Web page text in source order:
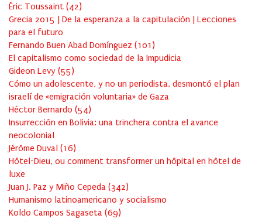
Éric Toussaint (42)
Grecia 2015 | De la esperanza a la capitulación | Lecciones
para el futuro
Fernando Buen Abad Domínguez (101 )
El capitalismo como sociedad de la Impudicia
Gideon Levy (55)
Cómo un adolescente, y no un periodista, desmontó el plan
israelí de «emigración voluntaria» de Gaza
Héctor Bernardo (54)
Insurrección en Bolivia: una trinchera contra el avance
neocolonial
Jérôme Duval (16)
Hôtel-Dieu, ou comment transformer un hôpital en hôtel de
luxe
Juan J. Paz y Miño Cepeda (342)
Humanismo latinoamericano y socialismo
Koldo Campos Sagaseta (69)